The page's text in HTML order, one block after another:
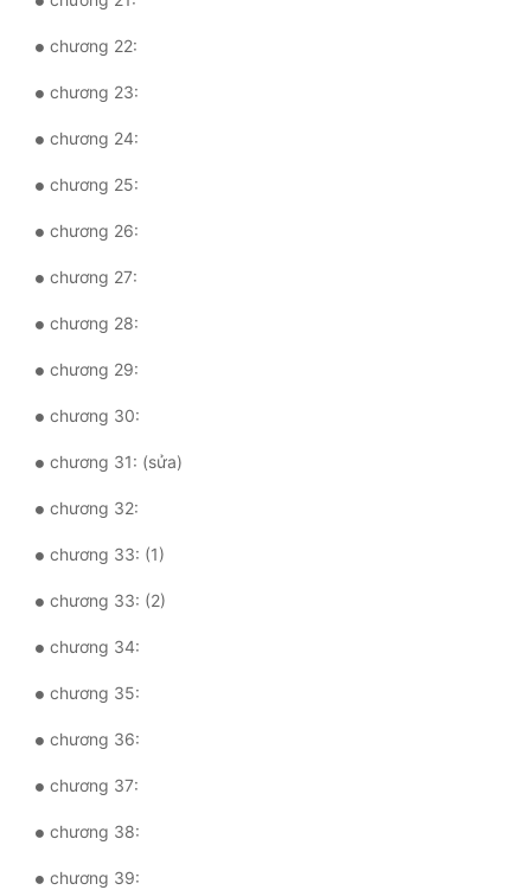
Tính Cách Nhân Vật :
Cơ Trí
Sát Phạt Quyết Đoán
Vô Sỉ
Điềm Đạm
chương 22:
chương 23:
chương 24:
chương 25:
chương 26:
chương 27:
chương 28:
chương 29:
chương 30:
chương 31: (sửa)
chương 32:
chương 33: (1)
chương 33: (2)
chương 34:
chương 35:
chương 36:
chương 37:
chương 38:
chương 39: